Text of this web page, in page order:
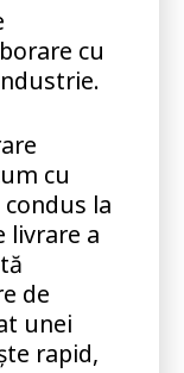
cu
cu
la
livrare a
de
unei
rapid,